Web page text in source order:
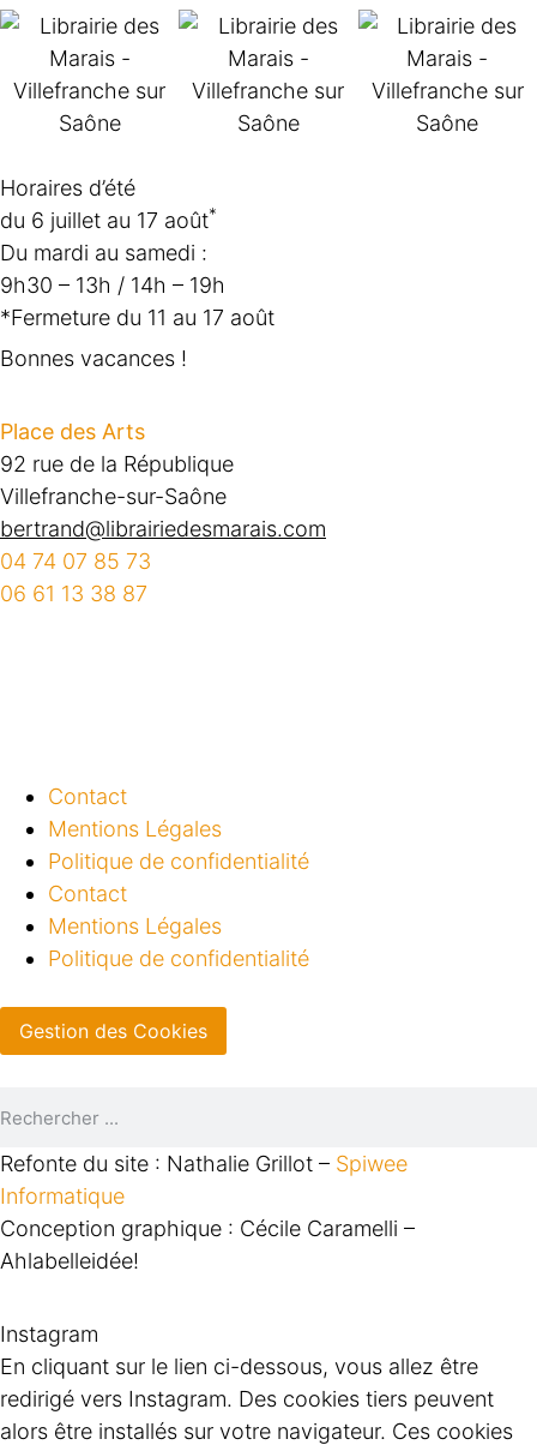
Horaires d’été
du 6 juillet au 17 août*
Du mardi au samedi :
9h30 – 13h / 14h – 19h
*Fermeture du 11 au 17 août
Bonnes vacances !
Place des Arts
92 rue de la République
Villefranche-sur-Saône
bertrand@librairiedesmarais.com
04 74 07 85 73
06 61 13 38 87
Contact
Mentions Légales
Politique de confidentialité
Contact
Mentions Légales
Politique de confidentialité
Gestion des Cookies
Refonte du site : Nathalie Grillot – Spiwee
Informatique
Conception graphique : Cécile Caramelli –
Ahlabelleidée!
Instagram
En cliquant sur le lien ci-dessous, vous allez être
redirigé vers Instagram. Des cookies tiers peuvent
alors être installés sur votre navigateur. Ces cookies